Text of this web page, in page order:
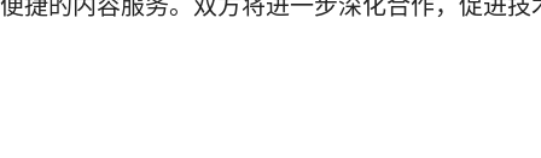
便捷的内容服务。双方将进一步深化合作，促进